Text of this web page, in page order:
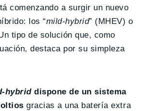
comenzando a surgir un nuevo
los “mild-hybrid” (MHEV) o
tipo de solución que, como
destaca por su simpleza
hybriddispone de un sistema
gracias a una batería extra